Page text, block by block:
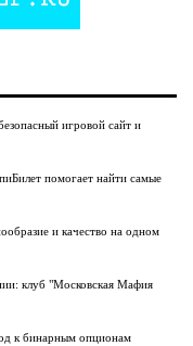
игровой сайт и
помогает найти самые
и качество на одном
клуб "Московская Мафия
к бинарным опционам